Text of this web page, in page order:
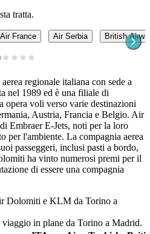
tratta.
Air France Air Serbia British
regionale italiana con sede a
nel 1989 ed è una filiale di
opera voli verso varie destinazioni
Austria, Francia e Belgio. Air
Embraer E-Jets, noti per la loro
per l'ambiente. La compagnia aerea
passeggeri, inclusi pasti a bordo,
ha vinto numerosi premi per il
di essere una compagnia
Dolomiti e KLM da Torino a
in plane da Torino a Madrid.